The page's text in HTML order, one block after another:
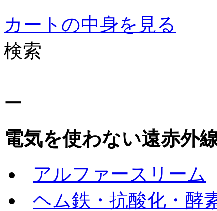
カートの中身を見る
検索
ー
電気を使わない遠赤外
アルファースリーム
ヘム鉄・抗酸化・酵